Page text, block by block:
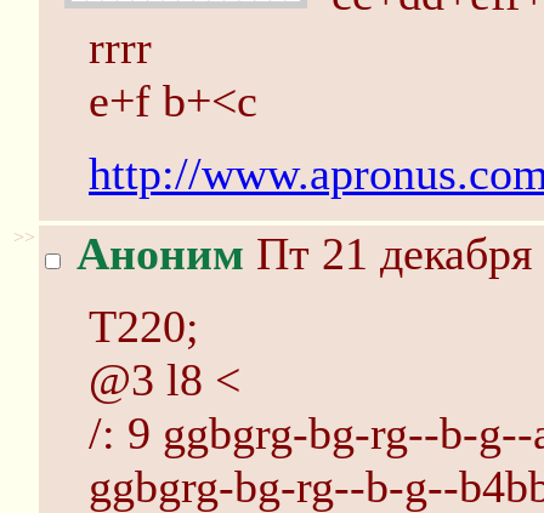
rrrr
e+f b+<c
http://
>> Аноним Пт 21
T220;
@3 l8 <
/: 9 ggbgrg-bg-rg--b-g--
ggbgrg-bg-rg--b-g--